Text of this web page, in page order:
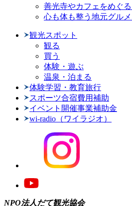
善光寺やカフェをめぐ
心も体も整う地元グル
観光スポット
観る
買う
体験・遊ぶ
温泉・泊まる
体験学習・教育旅行
スポーツ合宿費用補助
イベント開催事業補助金
wi-radio（ワイラジオ）
NPO法人だて観光協会